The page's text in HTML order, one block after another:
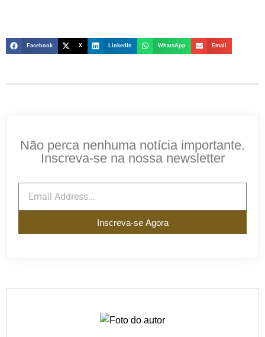
Facebook X LinkedIn WhatsApp Email
Não perca nenhuma notícia importante.
Inscreva-se na nossa newsletter
Inscreva-se Agora